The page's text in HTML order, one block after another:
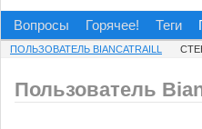
Вопросы Горячее! Теги
ПОЛЬЗОВАТЕЛЬ BIANCATRAILL
Пользователь